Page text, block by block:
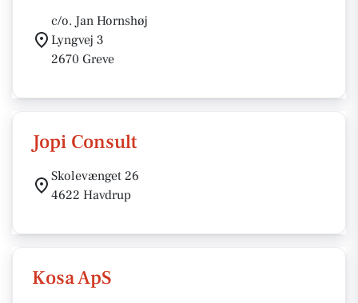
c/o. Jan Hornshøj
Lyngvej 3
2670 Greve
Jopi Consult
Skolevænget 26
4622 Havdrup
Kosa ApS